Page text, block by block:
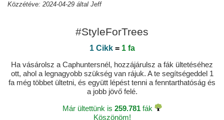
Közzétéve: 2024-04-29 által Jeff
#StyleForTrees
1 Cikk= 1 fa
Ha vásárolsz a Caphuntersnél, hozzájárulsz a fák ültetéséhez
ott, ahol a legnagyobb szükség van rájuk. A te segítségeddel 1
fa még többet ültetni, és együtt lépést tenni a fenntarthatóság és
a jobb jövő felé.
Már ültettünk is 259.781fák
Köszönöm!